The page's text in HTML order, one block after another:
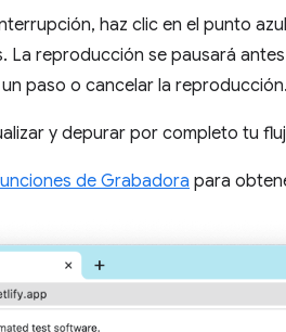
haz clic en el punto
La reproducción se pausará
paso o cancelar la reproducción.
y depurar por completo tu
de Grabadora para